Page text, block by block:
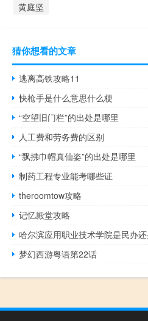
黄庭坚
猜你想看的文章
逃离高铁攻略11
快枪手是什么意思什么梗
“空望旧门栏”的出处是哪里
人工费和劳务费的区别
“飘拂巾帽真仙姿”的出处是哪里
制药工程专业能考哪些证
theroomtow攻略
记忆殿堂攻略
哈尔滨应用职业技术学院是民办
梦幻西游粤语第22话